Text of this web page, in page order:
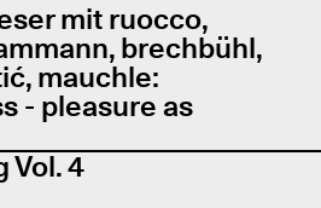
mit ruocco,
brechbühl,
mauchle:
- pleasure as
Vol. 4